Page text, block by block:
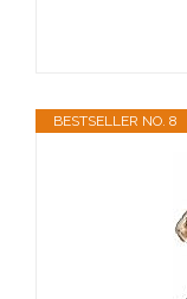
BESTSELLER NO. 8